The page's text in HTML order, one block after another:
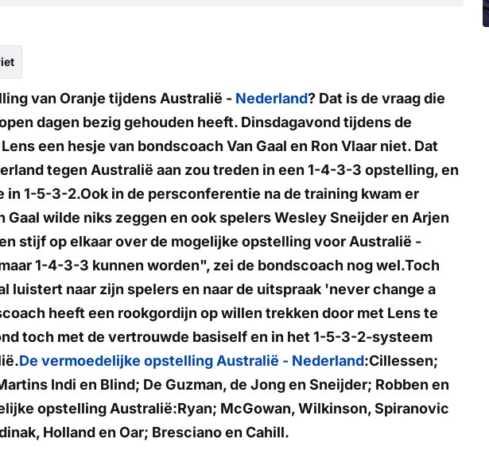
van Oranje tijdens Australië - Nederland? Dat is de vraag die
dagen bezig gehouden heeft. Dinsdagavond tijdens de
een hesje van bondscoach Van Gaal en Ron Vlaar niet. Dat
tegen Australië aan zou treden in een 1-4-3-3 opstelling, en
in 1-5-3-2.Ook in de persconferentie na de training kwam er
Gaal wilde niks zeggen en ook spelers Wesley Sneijder en Arjen
stijf op elkaar over de mogelijke opstelling voor Australië -
1-4-3-3 kunnen worden", zei de bondscoach nog wel.Toch
luistert naar zijn spelers en naar de uitspraak 'never change a
heeft een rookgordijn op willen trekken door met Lens te
toch met de vertrouwde basiself en in het 1-5-3-2-systeem
De vermoedelijke opstelling Australië - Nederland:Cillessen;
Indi en Blind; De Guzman, de Jong en Sneijder; Robben en
opstelling Australië:Ryan; McGowan, Wilkinson, Spiranovic
Holland en Oar; Bresciano en Cahill.